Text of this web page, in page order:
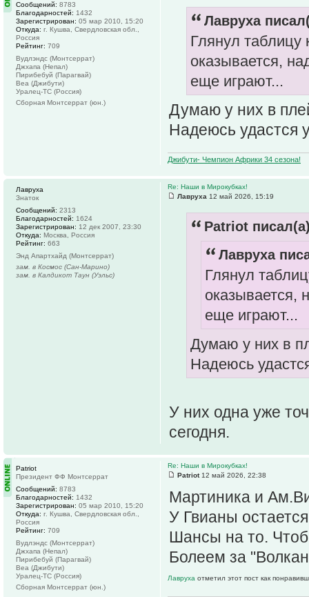
Лавруха
Глянул
оказывается,
еще играют...
Думаю у них в
Надеюсь удастся
Джибути- Чемпион Африки 34 сезона!
Сообщений: 8783
Благодарностей: 1432
Зарегистрирован: 05 мар 2010, 15:20
Откуда: г. Кушва, Свердловская обл.,
Россия
Рейтинг: 709
Вудлэндс (Монтсеррат)
Джхапа (Непал)
Пирибебуй (Парагвай)
Веа (Джибути)
Уралец-ТС (Россия)
Сборная Монтсеррат (юн.)
Re: Наши в Мирокубках!
Лавруха 12 май 2026, 15:19
Patriot
Лавруха
Глянул
оказывается,
еще играют...
Думаю у них в
Надеюсь
У них одна уже
сегодня.
Лавруха
Знаток
Сообщений: 2313
Благодарностей: 1624
Зарегистрирован: 12 дек 2007, 23:30
Откуда: Москва, Россия
Рейтинг: 663
Энд Апартхайд (Монтсеррат)
зам. в Космос (Сан-Марино)
зам. в Калдикот Таун (Уэльс)
Re: Наши в Мирокубках!
Patriot12 май 2026, 22:38
Мартиника и
У Гвианы
Шансы на то.
Болеем за
Лавруха отметил этот пост как
Patriot
Президент ФФ Монтсеррат
Сообщений: 8783
Благодарностей: 1432
Зарегистрирован: 05 мар 2010, 15:20
Откуда: г. Кушва, Свердловская обл.,
Россия
Рейтинг: 709
Вудлэндс (Монтсеррат)
Джхапа (Непал)
Пирибебуй (Парагвай)
Веа (Джибути)
Уралец-ТС (Россия)
Сборная Монтсеррат (юн.)